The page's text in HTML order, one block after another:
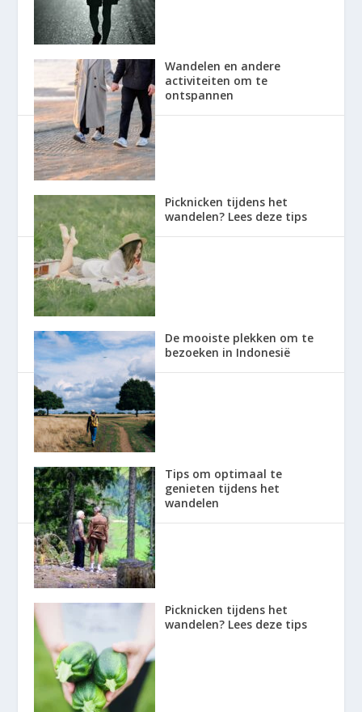
Wandelen en andere
activiteiten om te
ontspannen
Picknicken tijdens het
wandelen? Lees deze tips
De mooiste plekken om te
bezoeken in Indonesië
Tips om optimaal te
genieten tijdens het
wandelen
Picknicken tijdens het
wandelen? Lees deze tips